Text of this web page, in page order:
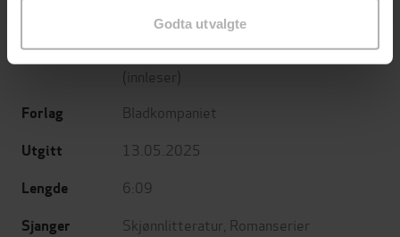
Godta utvalgte
Forfattere Bente Pedersen(forfatter),Eva Dons
(innleser)
Forlag Bladkompaniet
Utgitt 13.05.2025
Lengde 6:09
Sjanger Skjønnlitteratur Romanserier